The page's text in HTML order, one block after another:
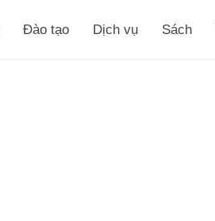
Đào tạo Dịch vụ Sách